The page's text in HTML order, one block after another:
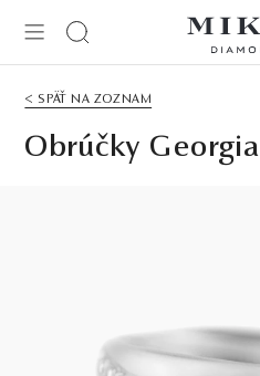
< SPÄŤ NA ZOZNAM
Obrúčky Georgia